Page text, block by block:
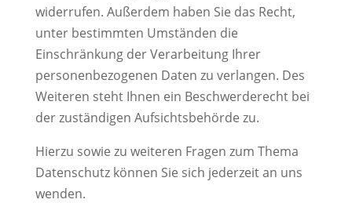
widerrufen. Außerdem haben Sie das Recht,
unter bestimmten Umständen die
Einschränkung der Verarbeitung Ihrer
personenbezogenen Daten zu verlangen. Des
Weiteren steht Ihnen ein Beschwerderecht bei
der zuständigen Aufsichtsbehörde zu.
Hierzu sowie zu weiteren Fragen zum Thema
Datenschutz können Sie sich jederzeit an uns
wenden.